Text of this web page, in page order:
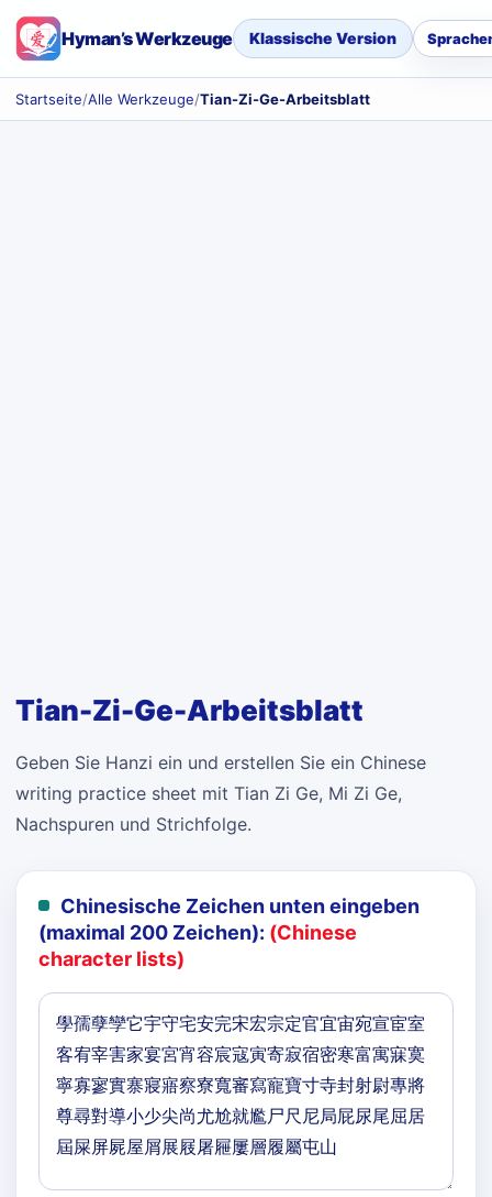
Hyman’s Werkzeuge Klassische Version
Startseite/Alle Werkzeuge/Tian-Zi-Ge-Arbeitsblatt
Tian-Zi-Ge-Arbeitsblatt
Geben Sie Hanzi ein und erstellen Sie ein Chinese
writing practice sheet mit Tian Zi Ge, Mi Zi Ge,
Nachspuren und Strichfolge.
Chinesische Zeichen unten eingeben
(maximal 200 Zeichen): (Chinese
character lists)